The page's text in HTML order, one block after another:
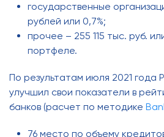
государственные
рублей или 0,7%;
прочее – 255 115 тыс. руб.
портфеле.
По результатам июля 2021 года
улучшил свои показатели в
банков (расчет по методике
76 место по объему